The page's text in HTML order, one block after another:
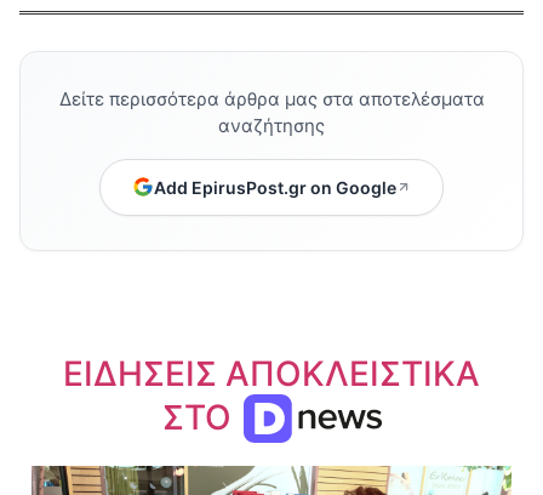
Δείτε περισσότερα άρθρα μας στα αποτελέσματα
αναζήτησης
Add EpirusPost.gr on Google
ΕΙΔΗΣΕΙΣ ΑΠΟΚΛΕΙΣΤΙΚΑ
ΣΤΟ